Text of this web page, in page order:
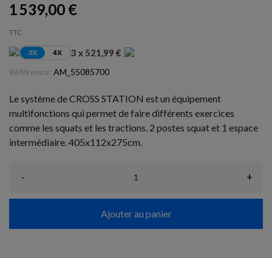
1 539,00 €
TTC
3X 4X 3 x 521,99 €
Référence: AM_55085700
Le système de CROSS STATION est un équipement
multifonctions qui permet de faire différents exercices
comme les squats et les tractions. 2 postes squat et 1 espace
intermédiaire. 405x112x275cm.
- +
Ajouter au panier